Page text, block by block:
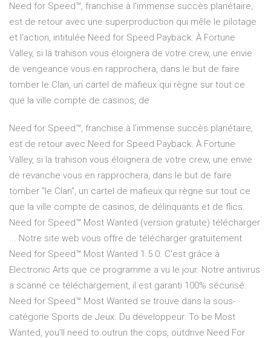
Need for Speed™, franchise à l'immense succès planétaire,
est de retour avec une superproduction qui mêle le pilotage
et l'action, intitulée Need for Speed Payback. À Fortune
Valley, si la trahison vous éloignera de votre crew, une envie
de vengeance vous en rapprochera, dans le but de faire
tomber le Clan, un cartel de mafieux qui règne sur tout ce
que la ville compte de casinos, de
Need for Speed™, franchise à l'immense succès planétaire,
est de retour avec Need for Speed Payback. À Fortune
Valley, si la trahison vous éloignera de votre crew, une envie
de revanche vous en rapprochera, dans le but de faire
tomber "le Clan", un cartel de mafieux qui règne sur tout ce
que la ville compte de casinos, de délinquants et de flics.
Need for Speed™ Most Wanted (version gratuite) télécharger
... Notre site web vous offre de télécharger gratuitement
Need for Speed™ Most Wanted 1.5.0. C'est grâce à
Electronic Arts que ce programme a vu le jour. Notre antivirus
a scanné ce téléchargement, il est garanti 100% sécurisé.
Need for Speed™ Most Wanted se trouve dans la sous-
catégorie Sports de Jeux. Du développeur: To be Most
Wanted, you’ll need to outrun the cops, outdrive Need For